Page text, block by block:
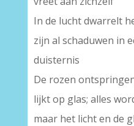
In de lucht dwarrelt
zijn al schaduwen in
duisternis
De rozen
lijkt op glas; alles
maar het licht en de